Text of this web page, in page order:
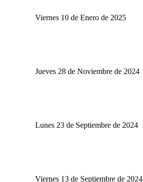
Viernes 10 de Enero de 2025
Jueves 28 de Noviembre de 2024
Lunes 23 de Septiembre de 2024
Viernes 13 de Septiembre de 2024